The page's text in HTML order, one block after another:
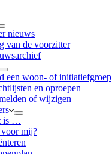
nieuws
van de voorzitter
een woon- of initiatiefgroep
en oproepen
of wijzigen
is …
voor mij?